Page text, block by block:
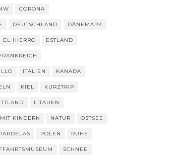
CORONA
DEUTSCHLAND DÄNEMARK
EL HIERRO ESTLAND
ITALIEN KANADA
KIEL KURZTRIP
LITAUEN
KINDERN NATUR OSTSEE
POLEN RUHE
SCHNEE